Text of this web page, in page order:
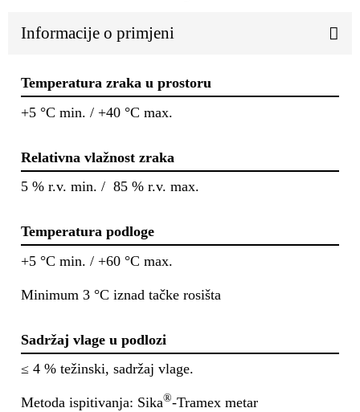
Informacije o primjeni
Temperatura zraka u prostoru
+5 °C min. / +40 °C max.
Relativna vlažnost zraka
5 % r.v. min. / 85 % r.v. max.
Temperatura podloge
+5 °C min. / +60 °C max.
Minimum 3 °C iznad tačke rosišta
Sadržaj vlage u podlozi
≤ 4 % težinski, sadržaj vlage.
Metoda ispitivanja: Sika®-Tramex metar